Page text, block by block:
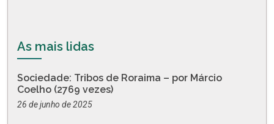
As mais lidas
Sociedade: Tribos de Roraima – por Márcio
Coelho (2769 vezes)
26 de junho de 2025